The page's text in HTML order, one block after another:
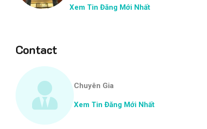
Xem Tin Đăng Mới Nhất
Contact
Chuyên Gia
Xem Tin Đăng Mới Nhất